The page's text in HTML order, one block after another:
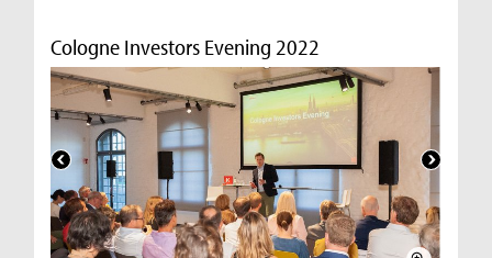
Cologne Investors Evening 2022